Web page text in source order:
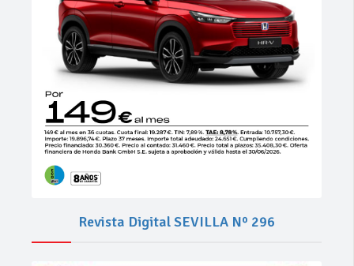
Revista Digital SEVILLA Nº 296